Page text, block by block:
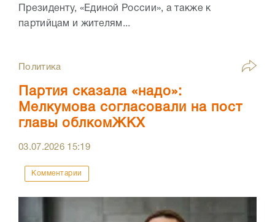
Президенту, «Единой России», а также к
партийцам и жителям...
Политика
Партия сказала «надо»:
Мелкумова согласовали на пост
главы облкомЖКХ
03.07.2026 15:19
Комментарии